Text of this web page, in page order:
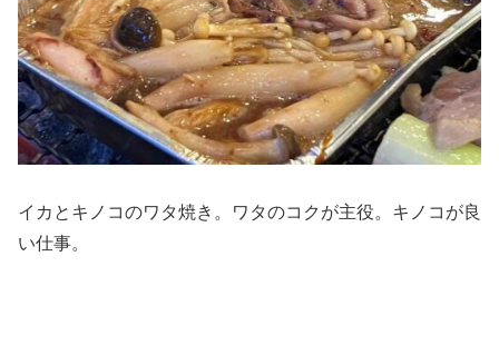
イカとキノコのワタ焼き。ワタのコクが主役。キノコが良
い仕事。